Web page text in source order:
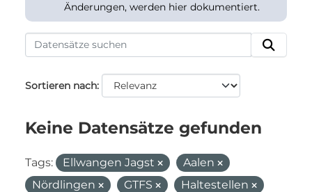
Änderungen, werden hier dokumentiert.
Sortieren nach
Keine Datensätze gefunden
Tags: Ellwangen Jagst
Aalen
Nördlingen
GTFS
Haltestellen